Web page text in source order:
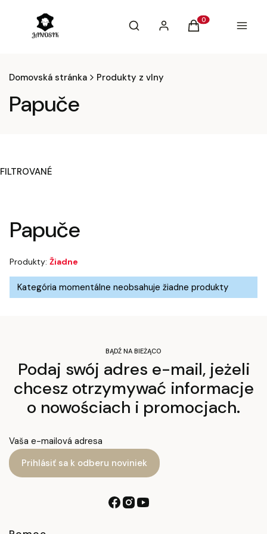
Otvoriť vyhľadávač
VyhľadávaniePrihlásiť saProdukty v košíku:
Košík Menu
Domovská stránka Produkty z vlny
Papuče
FILTROVANÉ
Papuče
Produkty: Žiadne
Zoznam produktov
Kategória momentálne neobsahuje žiadne produkty
BĄDŹ NA BIEŻĄCO
Podaj swój adres e-mail, jeżeli
chcesz otrzymywać informacje
o nowościach i promocjach.
Vaša e-mailová adresa
Prihlásiť sa k odberu noviniek